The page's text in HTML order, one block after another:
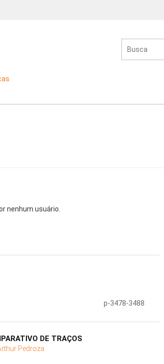
nenhum usuário.
p-3478-3488
DE TRAÇOS
Pedroza